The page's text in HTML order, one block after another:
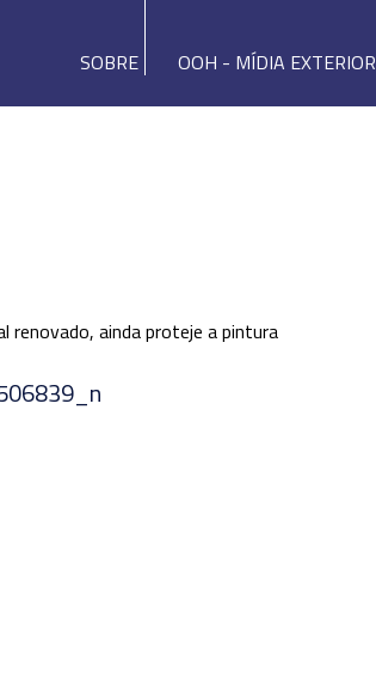
SOBRE OOH - MÍDIA EXTERIOR
renovado, ainda proteje a pintura